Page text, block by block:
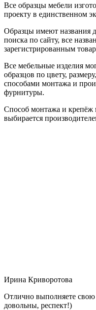
Все образцы мебели
проекту в единственном
Образцы имеют названия
поиска по сайту, все
зарегистрированным
Все мебельные изделия
образцов по цвету,
способами монтажа и
фурнитуры.
Способ монтажа и крепёж
выбирается
Ирина Криворотова
Отлично выполняете свою
довольны, респект!)